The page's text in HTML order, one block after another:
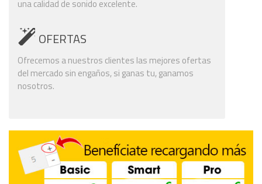
una calidad de sonido excelente.
OFERTAS
Ofrecemos a nuestros clientes las mejores ofertas
del mercado sin engaños, si ganas tu, ganamos
nosotros.